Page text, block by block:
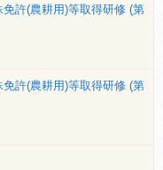
許(農耕用)等取得研修 (第
許(農耕用)等取得研修 (第